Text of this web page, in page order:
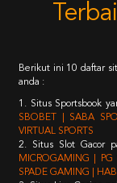
Berikut ini 10 daftar
anda :
1. Situs Sportsbook
SBOBET | SABA
VIRTUAL SPORTS
2. Situs Slot Gacor
MICROGAMING |
SPADE GAMING |